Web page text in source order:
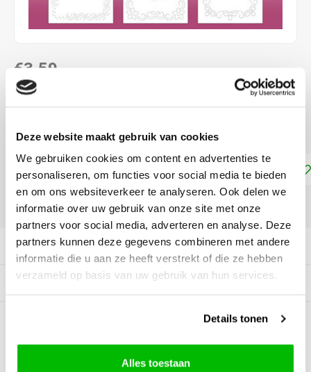
Deze website maakt gebruik van cookies
We gebruiken cookies om content en advertenties te
personaliseren, om functies voor social media te bieden
en om ons websiteverkeer te analyseren. Ook delen we
informatie over uw gebruik van onze site met onze
partners voor social media, adverteren en analyse. Deze
partners kunnen deze gegevens combineren met andere
informatie die u aan ze heeft verstrekt of die ze hebben
verzameld op basis van uw gebruik van hun services.
Details tonen
Alles toestaan
€3,59
DIRECT LEVERBAAR
Kaarten Borduren Lees meer
Toevoegen aan winkelwagen
DELEN:
Productomschrijving
Gerelateerde producten
BEOORDELINGEN